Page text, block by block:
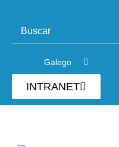
Galego
INTRANET